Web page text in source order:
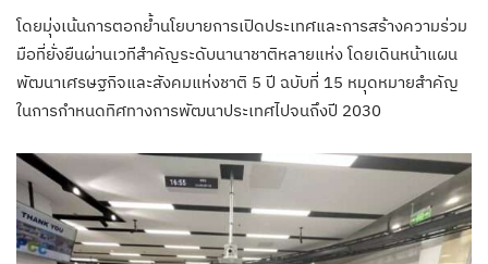
โดยมุ่งเน้นการตอกย้ำนโยบายการเปิดประเทศและการสร้างความร่วม
มือที่ยั่งยืนผ่านเวทีสำคัญระดับนานาชาติหลายแห่ง โดยเดินหน้าแผน
พัฒนาเศรษฐกิจและสังคมแห่งชาติ 5 ปี ฉบับที่ 15 หมุดหมายสำคัญ
ในการกำหนดทิศทางการพัฒนาประเทศไปจนถึงปี 2030